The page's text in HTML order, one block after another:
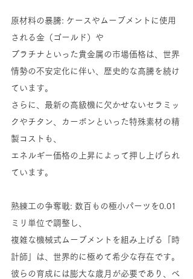
原材料の暴騰: ケースやムーブメントに使用
される金（ゴールド）や
プラチナといった貴金属の市場価格は、世界
情勢の不安定化に伴い、歴史的な高騰を続け
ています。
さらに、最新の高級機に欠かせないセラミッ
クやチタン、カーボンといった特殊素材の精
製コストも、
エネルギー価格の上昇によって押し上げられ
ています。
熟練工の争奪戦: 数百もの極小パーツを0.01
ミリ単位で調整し、
複雑な機械式ムーブメントを組み上げる「時
計師」は、世界的に極めて希少な存在です。
彼らの育成には膨大な歳月が必要であり、ベ